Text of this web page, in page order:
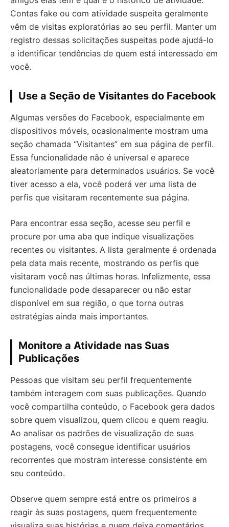
Contas fake ou com atividade suspeita geralmente
vêm de visitas exploratórias ao seu perfil. Manter um
registro dessas solicitações suspeitas pode ajudá-lo
a identificar tendências de quem está interessado em
você.
Use a Seção de Visitantes do Facebook
Algumas versões do Facebook, especialmente em
dispositivos móveis, ocasionalmente mostram uma
seção chamada “Visitantes” em sua página de perfil.
Essa funcionalidade não é universal e aparece
aleatoriamente para determinados usuários. Se você
tiver acesso a ela, você poderá ver uma lista de
perfis que visitaram recentemente sua página.
Para encontrar essa seção, acesse seu perfil e
procure por uma aba que indique visualizações
recentes ou visitantes. A lista geralmente é ordenada
pela data mais recente, mostrando os perfis que
visitaram você nas últimas horas. Infelizmente, essa
funcionalidade pode desaparecer ou não estar
disponível em sua região, o que torna outras
estratégias ainda mais importantes.
Monitore a Atividade nas Suas
Publicações
Pessoas que visitam seu perfil frequentemente
também interagem com suas publicações. Quando
você compartilha conteúdo, o Facebook gera dados
sobre quem visualizou, quem clicou e quem reagiu.
Ao analisar os padrões de visualização de suas
postagens, você consegue identificar usuários
recorrentes que mostram interesse consistente em
seu conteúdo.
Observe quem sempre está entre os primeiros a
reagir às suas postagens, quem frequentemente